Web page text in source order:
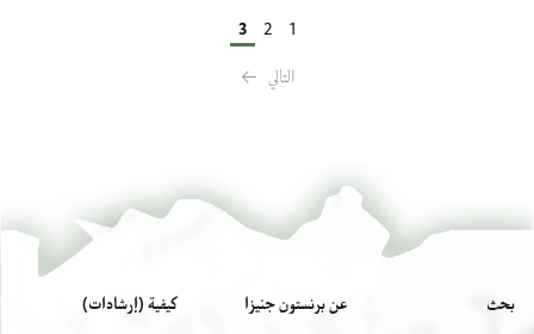
1
2
3
التالي
بحث عن برنستون جنيزا كيفية (إرشادات)